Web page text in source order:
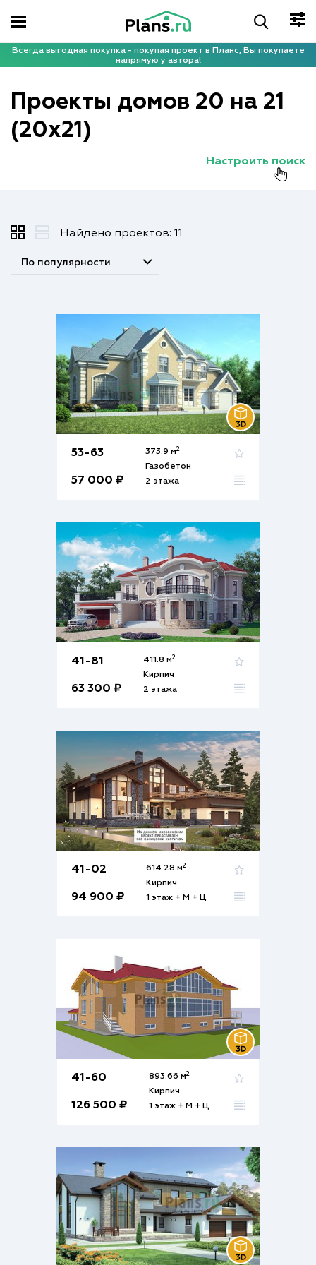
Всегда выгодная покупка - покупая проект в Планс, Вы покупаете
напрямую у автора!
Проекты домов 20 на 21
(20x21)
Настроить поиск
По популярности
Найдено проектов: 11
53-63
57 000 ₽
373.9 м2
Газобетон
2 этажа
41-81
63 300 ₽
411.8 м2
Кирпич
2 этажа
41-02
94 900 ₽
614.28 м2
Кирпич
1 этаж + М + Ц
41-60
126 500 ₽
893.66 м2
Кирпич
1 этаж + М + Ц